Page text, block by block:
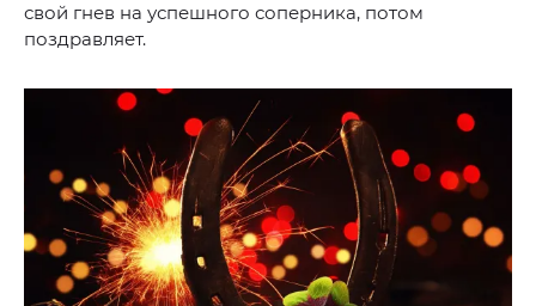
свой гнев на успешного соперника, потом
поздравляет.